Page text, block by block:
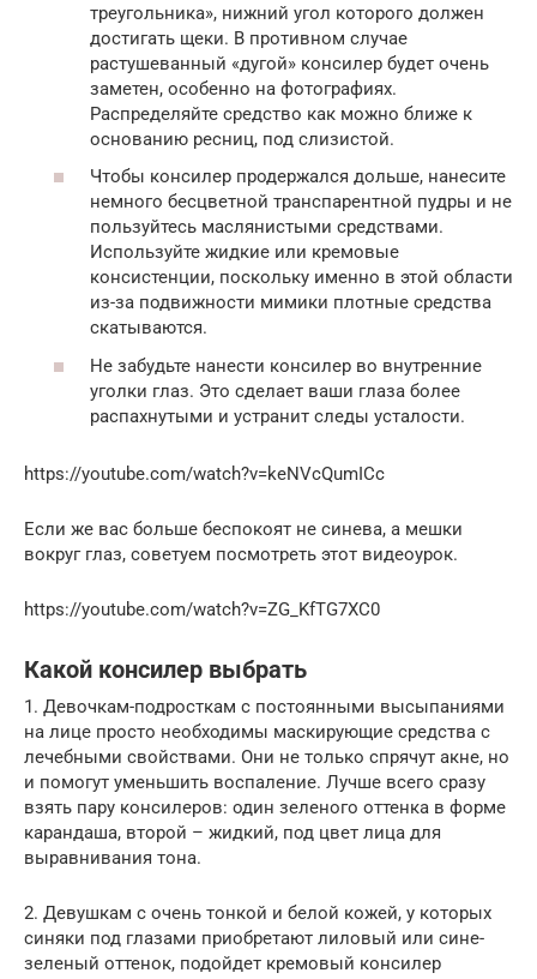
треугольника», нижний угол которого должен
достигать щеки. В противном случае
растушеванный «дугой» консилер будет очень
заметен, особенно на фотографиях.
Распределяйте средство как можно ближе к
основанию ресниц, под слизистой.
Чтобы консилер продержался дольше, нанесите
немного бесцветной транспарентной пудры и не
пользуйтесь маслянистыми средствами.
Используйте жидкие или кремовые
консистенции, поскольку именно в этой области
из-за подвижности мимики плотные средства
скатываются.
Не забудьте нанести консилер во внутренние
уголки глаз. Это сделает ваши глаза более
распахнутыми и устранит следы усталости.
https://youtube.com/watch?v=keNVcQumICc
Если же вас больше беспокоят не синева, а мешки
вокруг глаз, советуем посмотреть этот видеоурок.
https://youtube.com/watch?v=ZG_KfTG7XC0
Какой консилер выбрать
1. Девочкам-подросткам с постоянными высыпаниями
на лице просто необходимы маскирующие средства с
лечебными свойствами. Они не только спрячут акне, но
и помогут уменьшить воспаление. Лучше всего сразу
взять пару консилеров: один зеленого оттенка в форме
карандаша, второй – жидкий, под цвет лица для
выравнивания тона.
2. Девушкам с очень тонкой и белой кожей, у которых
синяки под глазами приобретают лиловый или сине-
зеленый оттенок, подойдет кремовый консилер